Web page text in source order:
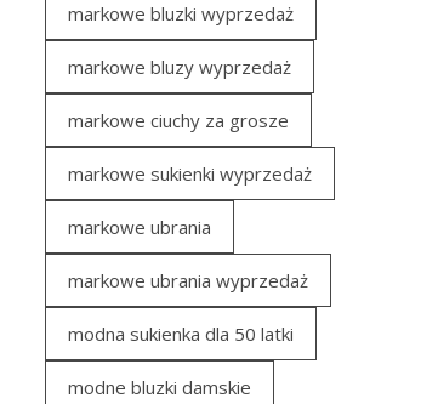
markowe bluzki wyprzedaż
markowe bluzy wyprzedaż
markowe ciuchy za grosze
markowe sukienki wyprzedaż
markowe ubrania
markowe ubrania wyprzedaż
modna sukienka dla 50 latki
modne bluzki damskie